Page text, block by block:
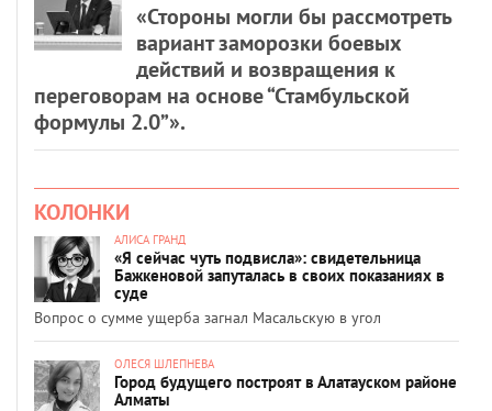
«Стороны могли бы рассмотреть
вариант заморозки боевых
действий и возвращения к
переговорам на основе “Стамбульской
формулы 2.0”».
КОЛОНКИ
АЛИСА ГРАНД
«Я сейчас чуть подвисла»: свидетельница
Бажкеновой запуталась в своих показаниях в
суде
Вопрос о сумме ущерба загнал Масальскую в угол
ОЛЕСЯ ШЛЕПНЕВА
Город будущего построят в Алатауском районе
Алматы